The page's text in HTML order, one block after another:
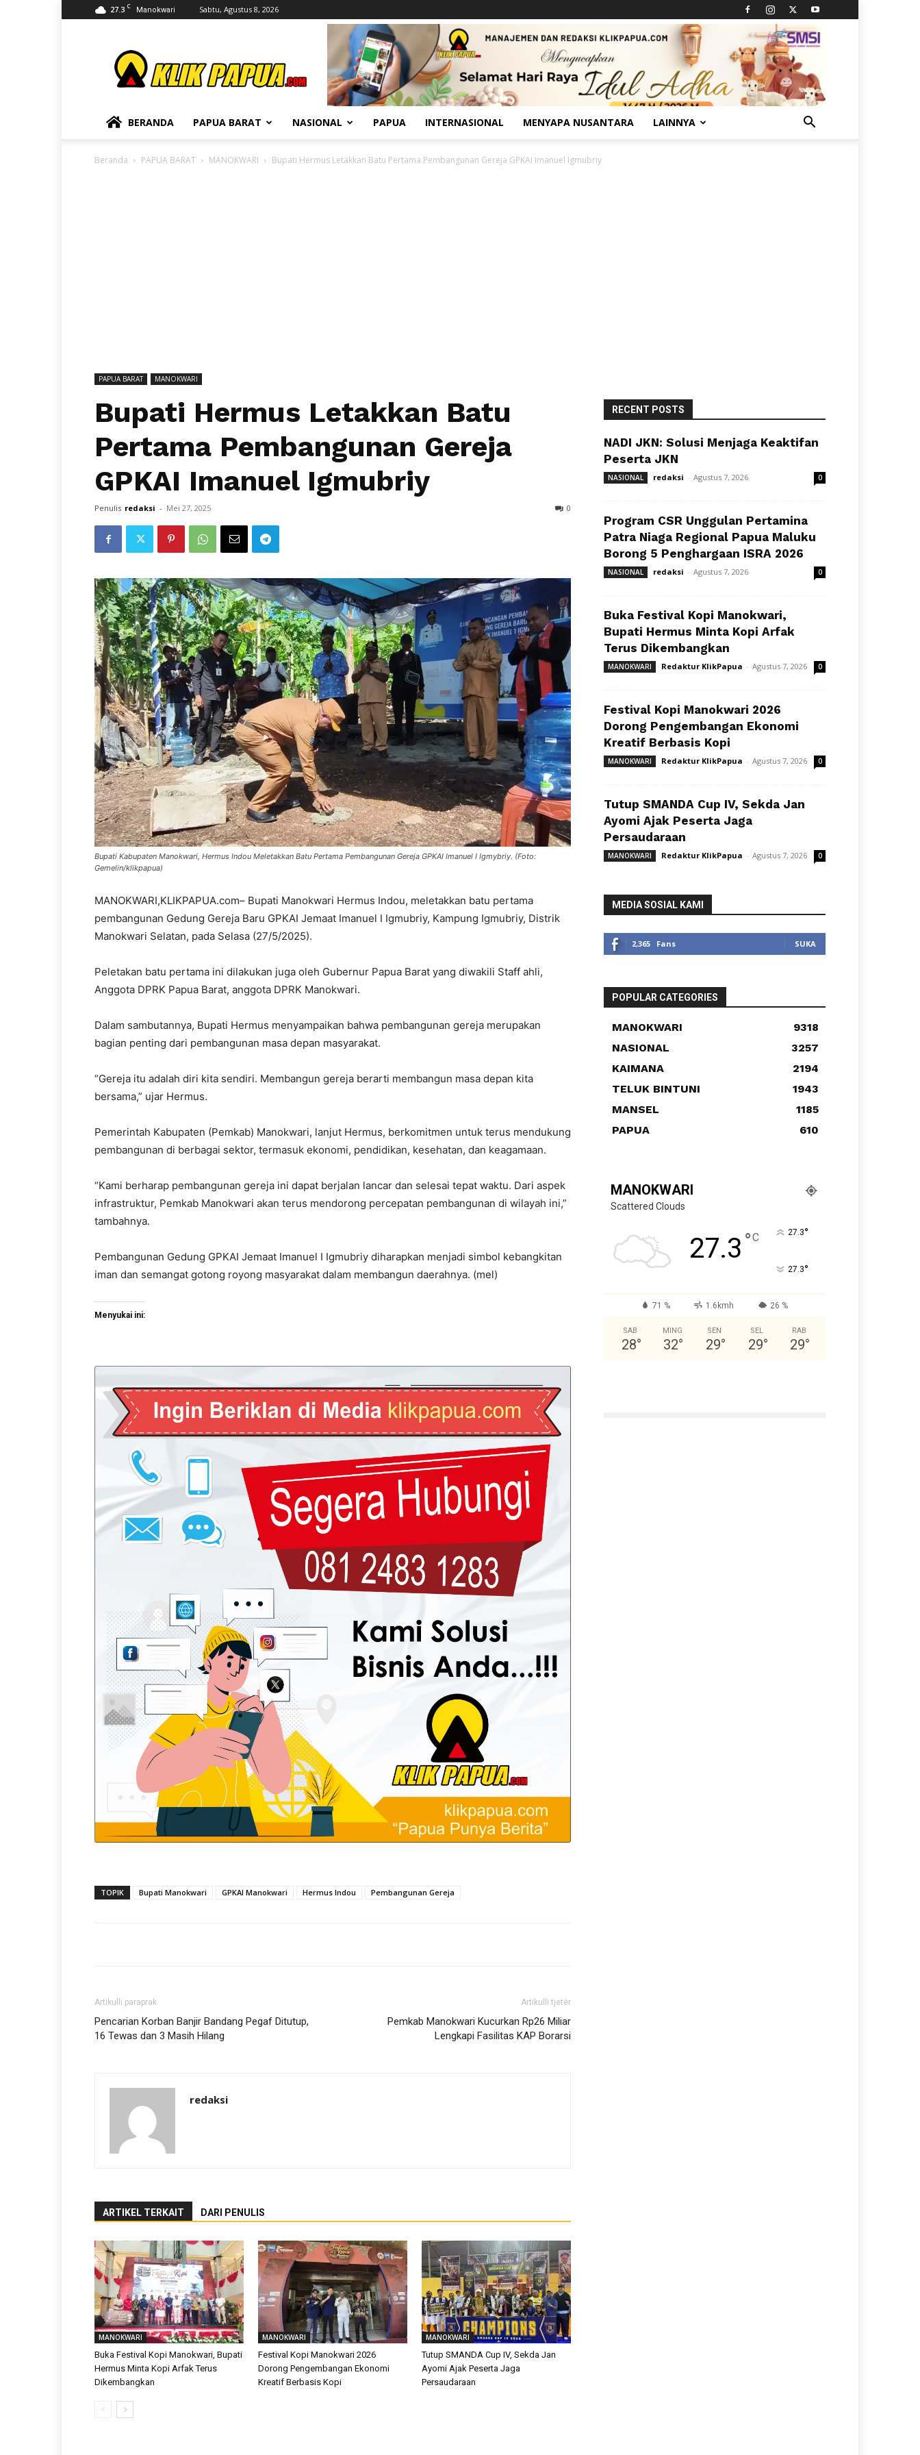
27.3 C Manokwari Sabtu, Agustus 8, 2026
BERANDA PAPUA BARAT NASIONAL PAPUA INTERNASIONAL MENYAPA NUSANTARA LAINNYA
Beranda PAPUA BARAT MANOKWARI Bupati Hermus Letakkan Batu Pertama Pembangunan Gereja GPKAI Imanuel Igmubriy
PAPUA BARAT MANOKWARI
Bupati Hermus Letakkan Batu
Pertama Pembangunan Gereja
GPKAI Imanuel Igmubriy
Penulis redaksi - Mei 27, 2025 0
Bupati Kabupaten Manokwari, Hermus Indou Meletakkan Batu Pertama Pembangunan Gereja GPKAI Imanuel I Igmybriy. (Foto:
Gemelin/klikpapua)
MANOKWARI,KLIKPAPUA.com– Bupati Manokwari Hermus Indou, meletakkan batu pertama
pembangunan Gedung Gereja Baru GPKAI Jemaat Imanuel I Igmubriy, Kampung Igmubriy, Distrik
Manokwari Selatan, pada Selasa (27/5/2025).
Peletakan batu pertama ini dilakukan juga oleh Gubernur Papua Barat yang diwakili Staff ahli,
Anggota DPRK Papua Barat, anggota DPRK Manokwari.
Dalam sambutannya, Bupati Hermus menyampaikan bahwa pembangunan gereja merupakan
bagian penting dari pembangunan masa depan masyarakat.
“Gereja itu adalah diri kita sendiri. Membangun gereja berarti membangun masa depan kita
bersama,” ujar Hermus.
Pemerintah Kabupaten (Pemkab) Manokwari, lanjut Hermus, berkomitmen untuk terus mendukung
pembangunan di berbagai sektor, termasuk ekonomi, pendidikan, kesehatan, dan keagamaan.
“Kami berharap pembangunan gereja ini dapat berjalan lancar dan selesai tepat waktu. Dari aspek
infrastruktur, Pemkab Manokwari akan terus mendorong percepatan pembangunan di wilayah ini,”
tambahnya.
Pembangunan Gedung GPKAI Jemaat Imanuel I Igmubriy diharapkan menjadi simbol kebangkitan
iman dan semangat gotong royong masyarakat dalam membangun daerahnya. (mel)
Menyukai ini:
TOPIK Bupati Manokwari GPKAI Manokwari Hermus Indou Pembangunan Gereja
Artikulli paraprak
Pencarian Korban Banjir Bandang Pegaf Ditutup,
16 Tewas dan 3 Masih Hilang
Artikulli tjetër
Pemkab Manokwari Kucurkan Rp26 Miliar
Lengkapi Fasilitas KAP Borarsi
redaksi
ARTIKEL TERKAIT DARI PENULIS
MANOKWARI
Buka Festival Kopi Manokwari, Bupati
Hermus Minta Kopi Arfak Terus
Dikembangkan
MANOKWARI
Festival Kopi Manokwari 2026
Dorong Pengembangan Ekonomi
Kreatif Berbasis Kopi
MANOKWARI
Tutup SMANDA Cup IV, Sekda Jan
Ayomi Ajak Peserta Jaga
Persaudaraan
RECENT POSTS
NADI JKN: Solusi Menjaga Keaktifan
Peserta JKN
NASIONAL redaksi - Agustus 7, 2026 0
Program CSR Unggulan Pertamina
Patra Niaga Regional Papua Maluku
Borong 5 Penghargaan ISRA 2026
NASIONAL redaksi - Agustus 7, 2026 0
Buka Festival Kopi Manokwari,
Bupati Hermus Minta Kopi Arfak
Terus Dikembangkan
MANOKWARI Redaktur KlikPapua - Agustus 7, 2026 0
Festival Kopi Manokwari 2026
Dorong Pengembangan Ekonomi
Kreatif Berbasis Kopi
MANOKWARI Redaktur KlikPapua - Agustus 7, 2026 0
Tutup SMANDA Cup IV, Sekda Jan
Ayomi Ajak Peserta Jaga
Persaudaraan
MANOKWARI Redaktur KlikPapua - Agustus 7, 2026 0
MEDIA SOSIAL KAMI
2,365 Fans SUKA
POPULAR CATEGORIES
MANOKWARI
9318
NASIONAL
3257
KAIMANA
2194
TELUK BINTUNI
1943
MANSEL
1185
PAPUA
610
MANOKWARI
Scattered Clouds
27.3 °C 27.3°
27.3°
71 % 1.6kmh 26 %
SAB
28°
MING
32°
SEN
29°
SEL
29°
RAB
29°